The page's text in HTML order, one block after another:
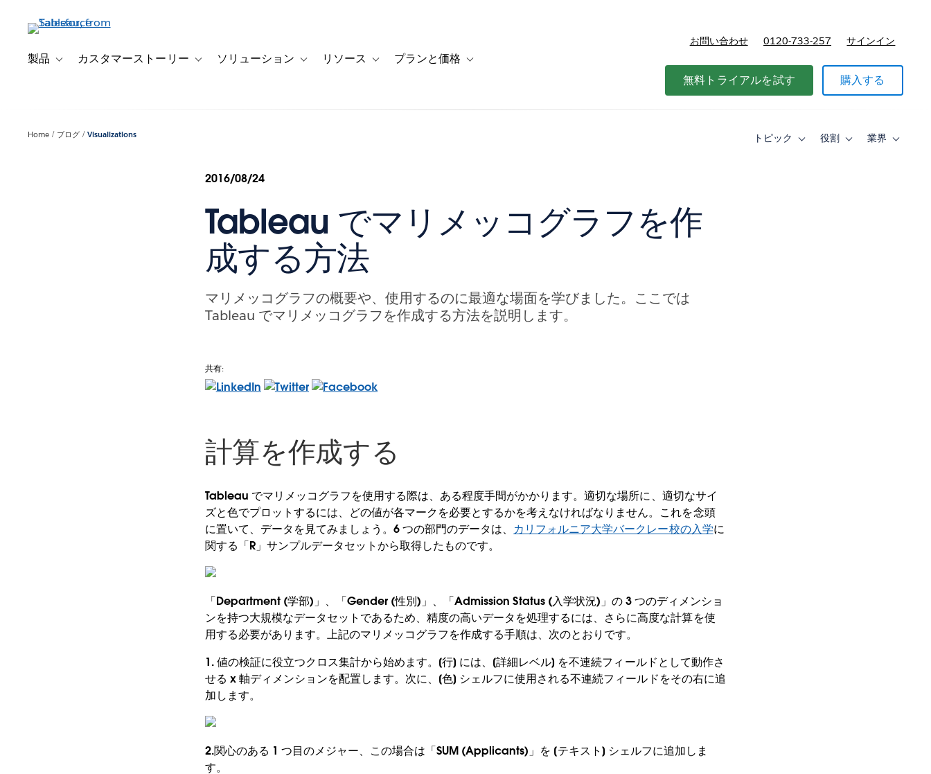
製品 Toggle sub-navigation for 製品
カスタマーストーリー Toggle sub-navigation for カスタマーストーリー
ソリューション Toggle sub-navigation for ソリューション
リソース Toggle sub-navigation for リソース
プランと価格 Toggle sub-navigation for プランと価格
お問い合わせ 0120-733-257 サインイン
無料トライアルを試す 購入する
Home ブログ Visualizations トピック
Toggle役割
Toggle業界
Toggle
2016/08/24
Tableau でマリメッコグラフを作
成する方法
マリメッコグラフの概要や、使用するのに最適な場面を学びました。ここでは
Tableau でマリメッコグラフを作成する方法を説明します。
共有:
計算を作成する
Tableau でマリメッコグラフを使用する際は、ある程度手間がかかります。適切な場所に、適切なサイ
ズと色でプロットするには、どの値が各マークを必要とするかを考えなければなりません。これを念頭
に置いて、データを見てみましょう。6 つの部門のデータは、 カリフォルニア大学バークレー校の入学に
関する「R」サンプルデータセットから取得したものです。
「Department (学部)」、「Gender (性別)」、「Admission Status (入学状況)」の 3 つのディメンショ
ンを持つ大規模なデータセットであるため、精度の高いデータを処理するには、さらに高度な計算を使
用する必要があります。上記のマリメッコグラフを作成する手順は、次のとおりです。
1. 値の検証に役立つクロス集計から始めます。[行] には、[詳細レベル] を不連続フィールドとして動作さ
せる x 軸ディメンションを配置します。次に、[色] シェルフに使用される不連続フィールドをその右に追
加します。
2.関心のある 1 つ目のメジャー、この場合は「SUM (Applicants)」を [テキスト] シェルフに追加しま
す。